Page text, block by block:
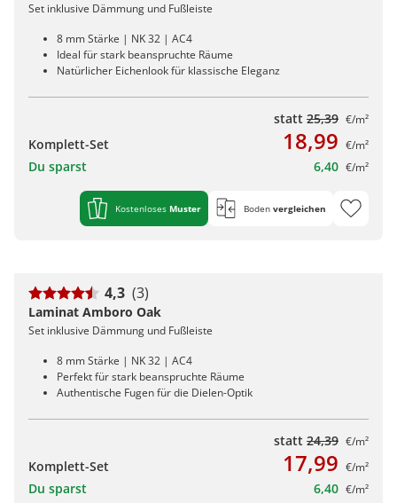
Set inklusive Dämmung und Fußleiste
8 mm Stärke | NK 32 | AC4
Ideal für stark beanspruchte Räume
Natürlicher Eichenlook für klassische Eleganz
statt 25,39 €/m²
Komplett-Set 18,99 €/m²
Du sparst 6,40 €/m²
Kostenloses Muster Boden vergleichen
4,3 (3)
Laminat Amboro Oak
Set inklusive Dämmung und Fußleiste
8 mm Stärke | NK 32 | AC4
Perfekt für stark beanspruchte Räume
Authentische Fugen für die Dielen-Optik
statt 24,39 €/m²
Komplett-Set 17,99 €/m²
Du sparst 6,40 €/m²